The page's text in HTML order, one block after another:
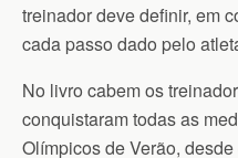
treinador deve definir, em
cada passo dado pelo
No livro cabem os
conquistaram todas as
Olímpicos de Verão, desde